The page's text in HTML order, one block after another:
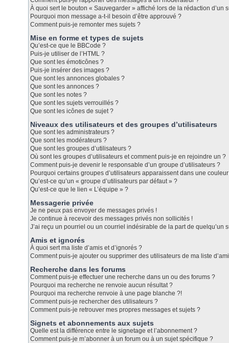
À quoi sert le bouton « Sauvegarder » affiché lors de la rédaction d’un
Pourquoi mon message a-t-il besoin d’être approuvé ?
Comment puis-je remonter mes sujets ?
Mise en forme et types de sujets
Qu’est-ce que le BBCode ?
Puis-je utiliser de l’HTML ?
Que sont les émoticônes ?
Puis-je insérer des images ?
Que sont les annonces globales ?
Que sont les annonces ?
Que sont les notes ?
Que sont les sujets verrouillés ?
Que sont les icônes de sujet ?
Niveaux des utilisateurs et des groupes d’utilisateurs
Que sont les administrateurs ?
Que sont les modérateurs ?
Que sont les groupes d’utilisateurs ?
Où sont les groupes d’utilisateurs et comment puis-je en rejoindre un ?
Comment puis-je devenir le responsable d’un groupe d’utilisateurs ?
Pourquoi certains groupes d’utilisateurs apparaissent dans une
Qu’est-ce qu’un « groupe d’utilisateurs par défaut » ?
Qu’est-ce que le lien « L’équipe » ?
Messagerie privée
Je ne peux pas envoyer de messages privés !
Je continue à recevoir des messages privés non sollicités !
J’ai reçu un pourriel ou un courriel indésirable de la part de quelqu’un
Amis et ignorés
À quoi sert ma liste d’amis et d’ignorés ?
Comment puis-je ajouter ou supprimer des utilisateurs de ma liste
Recherche dans les forums
Comment puis-je effectuer une recherche dans un ou des forums ?
Pourquoi ma recherche ne renvoie aucun résultat ?
Pourquoi ma recherche renvoie à une page blanche ?!
Comment puis-je rechercher des utilisateurs ?
Comment puis-je retrouver mes propres messages et sujets ?
Signets et abonnements aux sujets
Quelle est la différence entre le signetage et l’abonnement ?
Comment puis-je m’abonner à un forum ou à un sujet spécifique ?